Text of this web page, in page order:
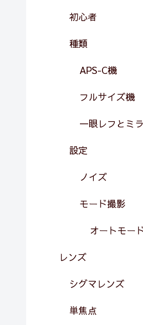
初心者
種類
APS-C機
フルサイズ機
一眼レフとミ
設定
ノイズ
モード撮影
オートモー
レンズ
シグマレンズ
単焦点